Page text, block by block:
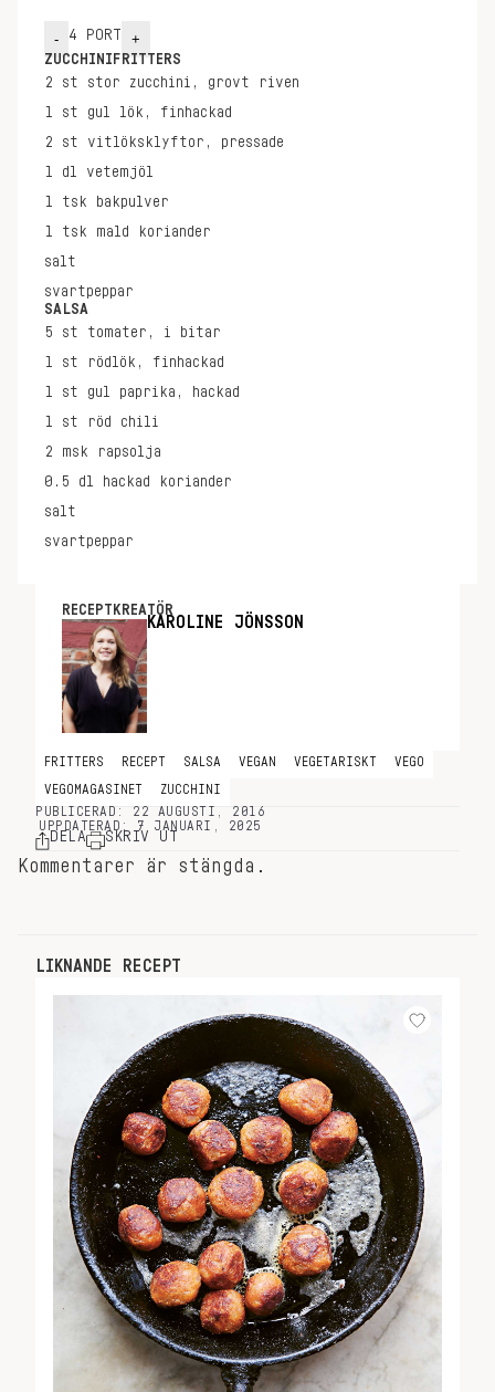
- 4 PORT +
ZUCCHINIFRITTERS
2 st
stor zucchini, grovt riven
1 st
gul lök, finhackad
2 st
vitlöksklyftor, pressade
1 dl
vetemjöl
1 tsk
bakpulver
1 tsk
mald koriander
salt
svartpeppar
SALSA
5 st
tomater, i bitar
1 st
rödlök, finhackad
1 st
gul paprika, hackad
1 st
röd chili
2 msk
rapsolja
0.5 dl
hackad koriander
salt
svartpeppar
RECEPTKREATÖR
KAROLINE JÖNSSON
FRITTERS RECEPT SALSA VEGAN VEGETARISKT VEGO
VEGOMAGASINET
ZUCCHINI
PUBLICERAD: 22 AUGUSTI, 2016
UPPDATERAD: 7 JANUARI, 2025
DELA SKRIV UT
Kommentarer är stängda.
LIKNANDE RECEPT